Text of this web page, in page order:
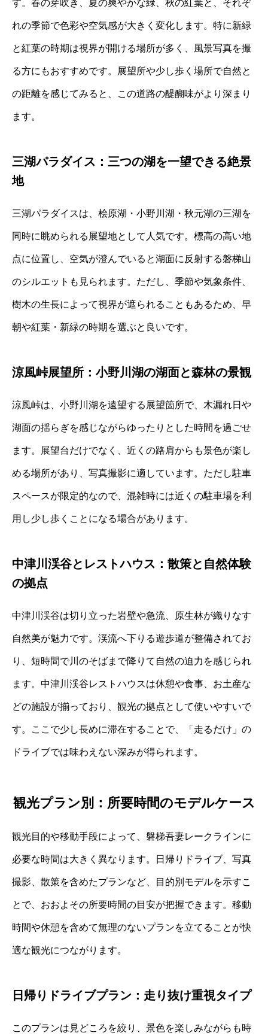
す。春の芽吹き、夏の爽やかな緑、秋の紅葉と、それぞ
れの季節で色彩や空気感が大きく変化します。特に新緑
と紅葉の時期は視界が開ける場所が多く、風景写真を撮
る方にもおすすめです。展望所や少し歩く場所で自然と
の距離を感じてみると、この道路の醍醐味がより深まり
ます。
三湖パラダイス：三つの湖を一望できる絶景
地
三湖パラダイスは、桧原湖・小野川湖・秋元湖の三湖を
同時に眺められる展望地として人気です。標高の高い地
点に位置し、空気が澄んでいると湖面に反射する磐梯山
のシルエットも見られます。ただし、季節や気象条件、
樹木の生長によって視界が遮られることもあるため、早
朝や紅葉・新緑の時期を選ぶと良いです。
涼風峠展望所：小野川湖の湖面と森林の景観
涼風峠は、小野川湖を遠望する展望箇所で、木漏れ日や
湖面の揺らぎを感じながらゆったりとした時間を過ごせ
ます。展望台だけでなく、近くの路肩からも景色が楽し
める場所があり、写真撮影に適しています。ただし駐車
スペースが限定的なので、混雑時には近くの駐車場を利
用し少し歩くことになる場合があります。
中津川渓谷とレストハウス：散策と自然体験
の拠点
中津川渓谷は切り立った岩壁や急流、原生林が織りなす
自然美が魅力です。渓流へ下りる遊歩道が整備されてお
り、短時間で川のそばまで降りて自然の迫力を感じられ
ます。中津川渓谷レストハウスは休憩や食事、お土産な
どの施設が揃っており、観光の拠点として使いやすいで
す。ここで少し長めに滞在することで、「走るだけ」の
ドライブでは味わえない深みが得られます。
観光プラン別：所要時間のモデルケース
観光目的や移動手段によって、磐梯吾妻レークラインに
必要な時間は大きく異なります。日帰りドライブ、写真
撮影、散策を含めたプランなど、目的別モデルを示すこ
とで、おおよその所要時間の目安が把握できます。移動
時間や休憩を含めて無理のないプランを立てることが快
適な観光につながります。
日帰りドライブプラン：走り抜け重視タイプ
このプランは見どころを絞り、景色を楽しみながらも時